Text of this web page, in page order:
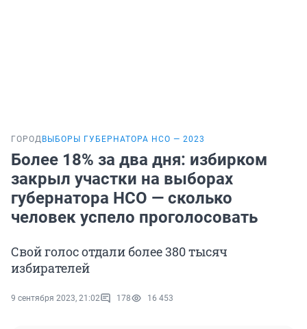
ГОРОД ВЫБОРЫ ГУБЕРНАТОРА НСО — 2023
Более 18% за два дня: избирком
закрыл участки на выборах
губернатора НСО — сколько
человек успело проголосовать
Свой голос отдали более 380 тысяч
избирателей
9 сентября 2023, 21:02 178 16 453